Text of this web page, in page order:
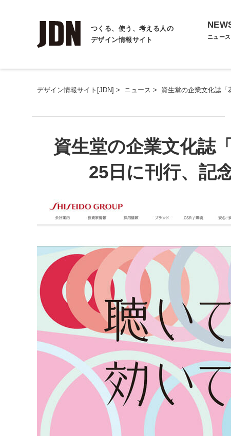
つくる、使う、考える人の
デザイン情報サイト
ニュース
デザイン情報サイト[JDN] > ニュース > 資生堂の企業文化誌「
資生堂の企業文化誌
25日に刊行、記